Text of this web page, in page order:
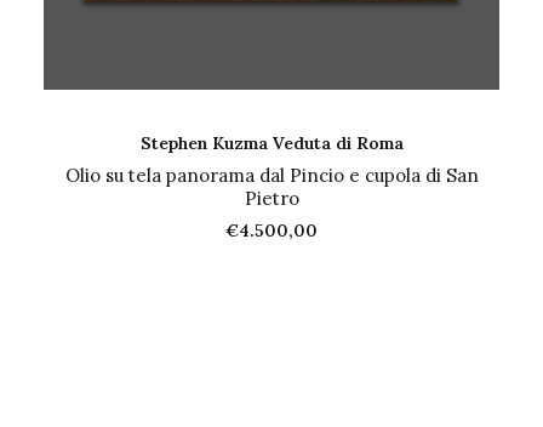
AGGIUNGI AL CARRELLO
Stephen Kuzma Veduta di Roma
Olio su tela panorama dal Pincio e cupola di San
Pietro
€4.500,00